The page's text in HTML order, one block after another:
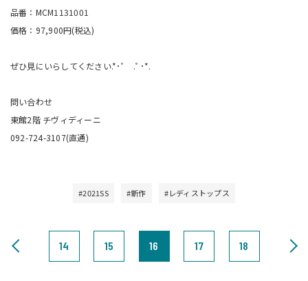
品番：MCM1131001
価格：97,900円(税込)
ぜひ見にいらしてください.*･ﾟ .ﾟ･*.
問い合わせ
東館2階 チヴィディーニ
092-724-3107(直通)
#2021SS #新作 #レディストップス
14 15 16 17 18